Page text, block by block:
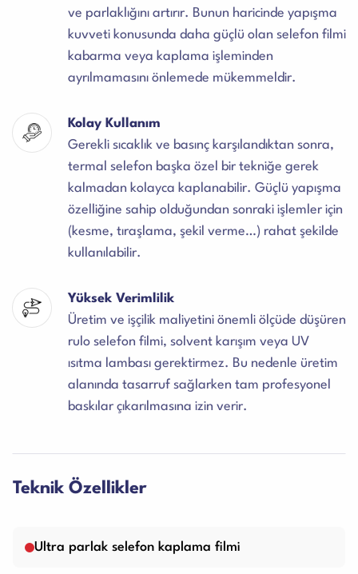
ve parlaklığını artırır. Bunun haricinde yapışma
kuvveti konusunda daha güçlü olan selefon filmi
kabarma veya kaplama işleminden
ayrılmamasını önlemede mükemmeldir.
Kolay Kullanım
Gerekli sıcaklık ve basınç karşılandıktan sonra,
termal selefon başka özel bir tekniğe gerek
kalmadan kolayca kaplanabilir. Güçlü yapışma
özelliğine sahip olduğundan sonraki işlemler için
(kesme, tıraşlama, şekil verme…) rahat şekilde
kullanılabilir.
Yüksek Verimlilik
Üretim ve işçilik maliyetini önemli ölçüde düşüren
rulo selefon filmi, solvent karışım veya UV
ısıtma lambası gerektirmez. Bu nedenle üretim
alanında tasarruf sağlarken tam profesyonel
baskılar çıkarılmasına izin verir.
Teknik Özellikler
Ultra parlak selefon kaplama filmi